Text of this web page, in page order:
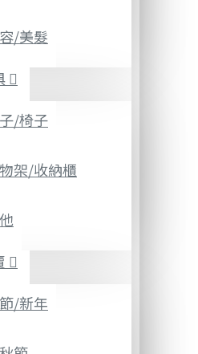
/美髮
/椅子
架/收納櫃
/新年